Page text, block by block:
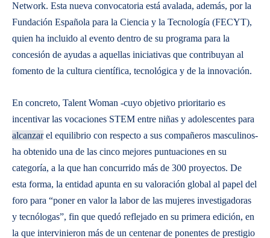
Network. Esta nueva convocatoria está avalada, además, por la
Fundación Española para la Ciencia y la Tecnología (FECYT),
quien ha incluido al evento dentro de su programa para la
concesión de ayudas a aquellas iniciativas que contribuyan al
fomento de la cultura científica, tecnológica y de la innovación.
En concreto, Talent Woman -cuyo objetivo prioritario es
incentivar las vocaciones STEM entre niñas y adolescentes para
alcanzarel equilibrio con respecto a sus compañeros masculinos-
ha obtenido una de las cinco mejores puntuaciones en su
categoría, a la que han concurrido más de 300 proyectos. De
esta forma, la entidad apunta en su valoración global al papel del
foro para “poner en valor la labor de las mujeres investigadoras
y tecnólogas”, fin que quedó reflejado en su primera edición, en
la que intervinieron más de un centenar de ponentes de prestigio